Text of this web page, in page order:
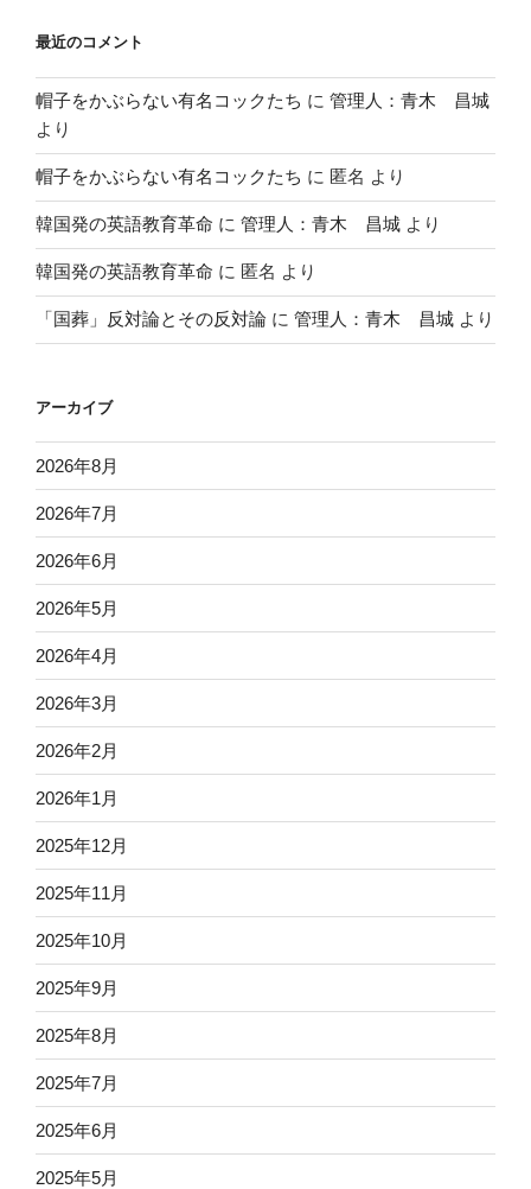
最近のコメント
帽子をかぶらない有名コックたち に 管理人：青木 昌城
より
帽子をかぶらない有名コックたち に 匿名 より
韓国発の英語教育革命 に 管理人：青木 昌城 より
韓国発の英語教育革命 に 匿名 より
「国葬」反対論とその反対論 に 管理人：青木 昌城 より
アーカイブ
2026年8月
2026年7月
2026年6月
2026年5月
2026年4月
2026年3月
2026年2月
2026年1月
2025年12月
2025年11月
2025年10月
2025年9月
2025年8月
2025年7月
2025年6月
2025年5月